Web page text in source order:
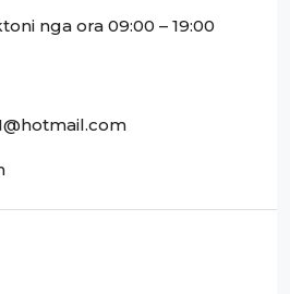
nga ora 09:00 – 19:00